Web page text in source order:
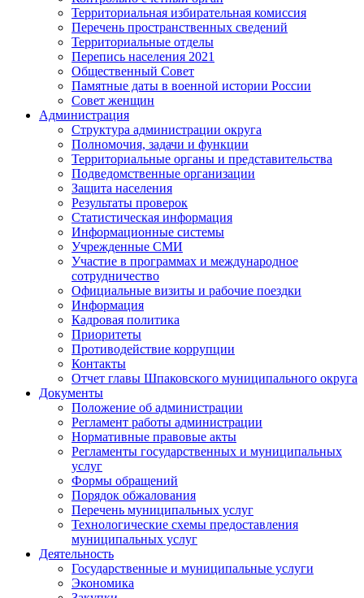
Территориальная избирательная комиссия
Перечень пространственных сведений
Территориальные отделы
Перепись населения 2021
Общественный Совет
Памятные даты в военной истории России
Совет женщин
Администрация
Структура администрации округа
Полномочия, задачи и функции
Территориальные органы и представительства
Подведомственные организации
Защита населения
Результаты проверок
Статистическая информация
Информационные системы
Учрежденные СМИ
Участие в программах и международное
сотрудничество
Официальные визиты и рабочие поездки
Информация
Кадровая политика
Приоритеты
Противодействие коррупции
Контакты
Отчет главы Шпаковского муниципального округа
Документы
Положение об администрации
Регламент работы администрации
Нормативные правовые акты
Регламенты государственных и муниципальных
услуг
Формы обращений
Порядок обжалования
Перечень муниципальных услуг
Технологические схемы предоставления
муниципальных услуг
Деятельность
Государственные и муниципальные услуги
Экономика